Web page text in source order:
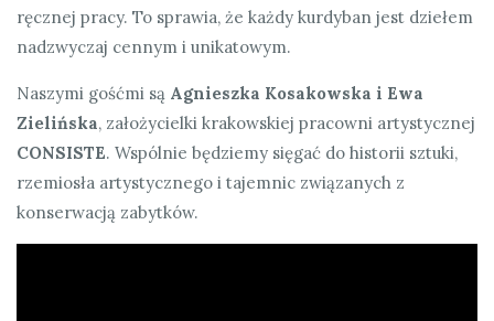
ręcznej pracy. To sprawia, że każdy kurdyban jest dziełem
nadzwyczaj cennym i unikatowym.
Naszymi gośćmi są Agnieszka Kosakowska i Ewa
Zielińska, założycielki krakowskiej pracowni artystycznej
CONSISTE. Wspólnie będziemy sięgać do historii sztuki,
rzemiosła artystycznego i tajemnic związanych z
konserwacją zabytków.